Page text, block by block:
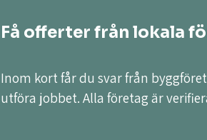
Få offerter från lokala
Inom kort får du svar från
utföra jobbet. Alla företag är